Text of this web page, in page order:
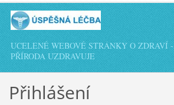
UCELENÉ WEBOVÉ STRÁNKY O ZDRAVÍ -
PŘÍRODA UZDRAVUJE
Přihlášení